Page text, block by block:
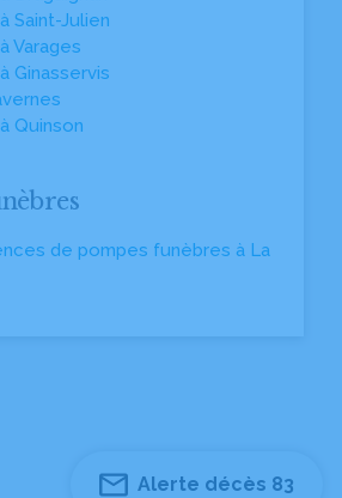
Saint-Julien
Varages
Ginasservis
Quinson
de pompes funèbres à La
Alerte décès 83